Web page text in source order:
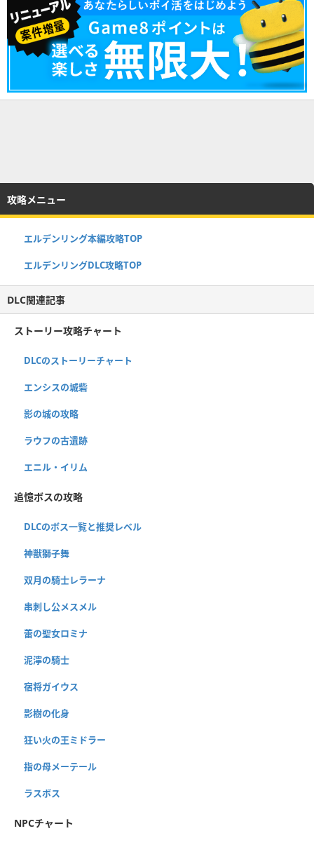
攻略メニュー
エルデンリング本編攻略TOP
エルデンリングDLC攻略TOP
DLC関連記事
ストーリー攻略チャート
DLCのストーリーチャート
エンシスの城砦
影の城の攻略
ラウフの古遺跡
エニル・イリム
追憶ボスの攻略
DLCのボス一覧と推奨レベル
神獣獅子舞
双月の騎士レラーナ
串刺し公メスメル
蕾の聖女ロミナ
泥濘の騎士
宿将ガイウス
影樹の化身
狂い火の王ミドラー
指の母メーテール
ラスボス
NPCチャート